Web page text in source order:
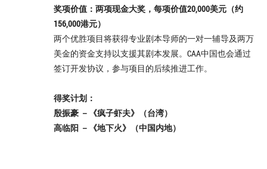
奖项价值：两项现金大奖，每项价值20,000美元（约
156,000港元）
两个优胜项目将获得专业剧本导师的一对一辅导及两万
美金的资金支持以支援其剧本发展。CAA中国也会通过
签订开发协议，参与项目的后续推进工作。
得奖计划：
殷振豪 －《疯子虾夫》（台湾）
高临阳 －《地下火》（中国内地）